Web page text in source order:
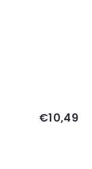
€10,49